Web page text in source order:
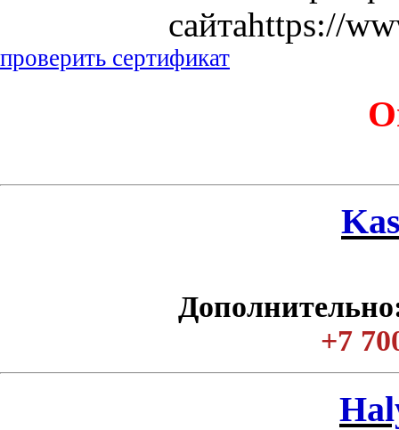
сайтаhttps://
проверить сертификат
+7